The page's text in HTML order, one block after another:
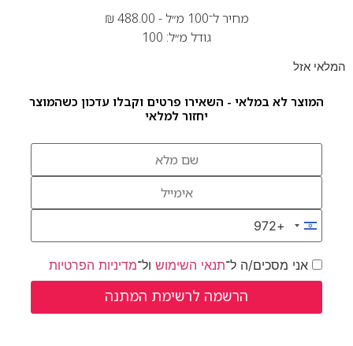
מחיר ל־100 מ״ל -
₪ 488.00
גודל מ״ל: 100
המלאי אזל
המוצר לא במלאי - השאירו פרטים וקבלו עדכון כשהמוצר
יחזור למלאי
Israel +972
+972
אני מסכים/ה ל־תנאי השימושול־מדיניות הפרטיות